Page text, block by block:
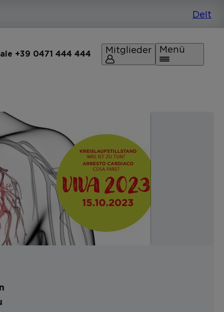
+39 0471 444 444 Mitglieder Menü